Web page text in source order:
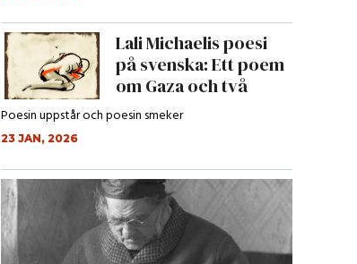
Lali Michaelis poesi
på svenska: Ett poem
om Gaza och två
andra p...
Poesin uppstår och poesin smeker
23 JAN, 2026